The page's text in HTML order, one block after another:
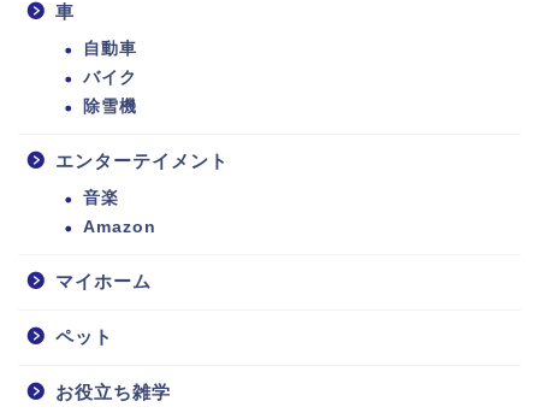
車
自動車
バイク
除雪機
エンターテイメント
音楽
Amazon
マイホーム
ペット
お役立ち雑学